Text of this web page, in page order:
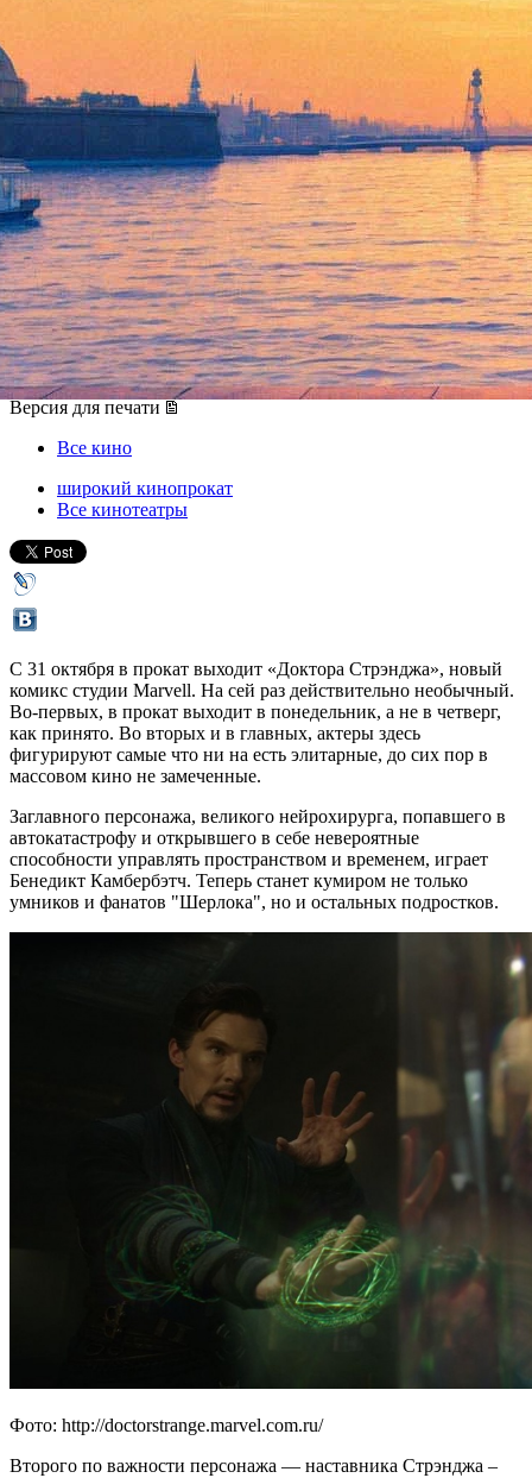
«Доктор Стрэндж» с
Камбербэтчем и Тильдой
Суинтон выходит в прокат
31 октября 2016, понедельник-09 ноября 2016, среда
Версия для печати
Все кино
широкий кинопрокат
Все кинотеатры
С 31 октября в прокат выходит «Доктора Стрэнджа», новый
комикс студии Marvell. На сей раз действительно необычный.
Во-первых, в прокат выходит в понедельник, а не в четверг,
как принято. Во вторых и в главных, актеры здесь
фигурируют самые что ни на есть элитарные, до сих пор в
массовом кино не замеченные.
Заглавного персонажа, великого нейрохирурга, попавшего в
автокатастрофу и открывшего в себе невероятные
способности управлять пространством и временем, играет
Бенедикт Камбербэтч. Теперь станет кумиром не только
умников и фанатов "Шерлока", но и остальных подростков.
Фото: http://doctorstrange.marvel.com.ru/
Второго по важности персонажа — наставника Стрэнджа –